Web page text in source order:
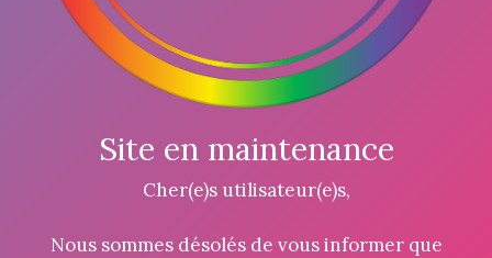
Site en maintenance
Cher(e)s utilisateur(e)s,
Nous sommes désolés de vous informer que